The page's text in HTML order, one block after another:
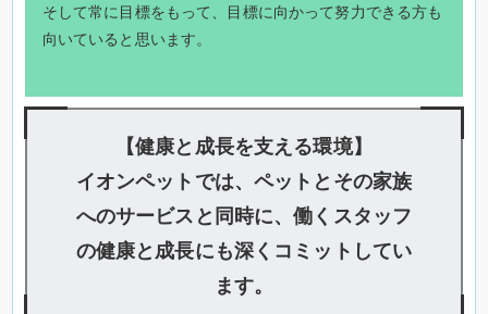
そして常に目標をもって、目標に向かって努力できる方も
向いていると思います。
【健康と成長を支える環境】
イオンペットでは、ペットとその家族
へのサービスと同時に、働くスタッフ
の健康と成長にも深くコミットしてい
ます。